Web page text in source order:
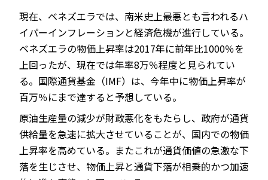
JP EN
現在、ベネズエラでは、南米史上最悪とも言われるハ
イパーインフレーションと経済危機が進行している。
ベネズエラの物価上昇率は2017年に前年比1000％を
上回ったが、現在では年率8万％程度と見られてい
る。国際通貨基金（IMF）は、今年中に物価上昇率が
百万％にまで達すると予想している。
原油生産量の減少が財政悪化をもたらし、政府が通貨
供給量を急速に拡大させていることが、国内での物価
上昇率を高めている。またこれが通貨価値の急激な下
落を生じさせ、物価上昇と通貨下落が相乗的かつ加速